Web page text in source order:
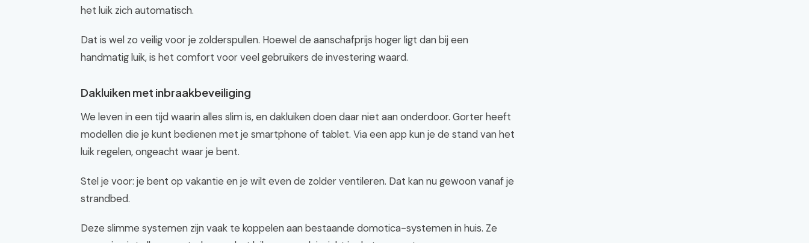
het luik zich automatisch.
Dat is wel zo veilig voor je zolderspullen. Hoewel de aanschafprijs hoger ligt dan bij een
handmatig luik, is het comfort voor veel gebruikers de investering waard.
Dakluiken met inbraakbeveiliging
We leven in een tijd waarin alles slim is, en dakluiken doen daar niet aan onderdoor. Gorter heeft
modellen die je kunt bedienen met je smartphone of tablet. Via een app kun je de stand van het
luik regelen, ongeacht waar je bent.
Stel je voor: je bent op vakantie en je wilt even de zolder ventileren. Dat kan nu gewoon vanaf je
strandbed.
Deze slimme systemen zijn vaak te koppelen aan bestaande domotica-systemen in huis. Ze